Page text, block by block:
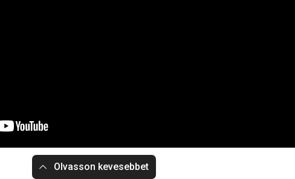
Olvasson kevesebbet